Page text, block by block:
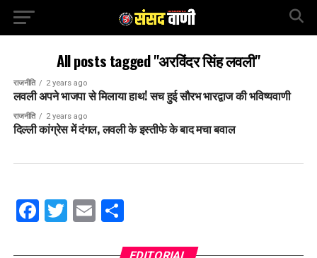
All posts tagged "अरविंदर सिंह लवली"
राजनीति 2 years ago
लवली अपने भाजपा से मिलाया हाथ! सच हुई सौरभ भारद्वाज की भविष्यवाणी
राजनीति 2 years ago
दिल्ली कांग्रेस में दंगल, लवली के इस्तीफे के बाद मचा बवाल
Facebook
Twitter
EmailShare